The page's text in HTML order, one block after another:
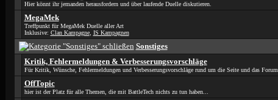
Hier könnt ihr jemanden herausfordern und über laufende Duelle diskutieren.
MegaMek
Treffpunkt für MegaMek Duelle aller Art
Inklusive: Clan Kampagne, IS Kampagnen
Sonstiges
Kritik, Fehlermeldungen & Verbesserungsvorschläge
Für Kritik, Wünsche, Fehlermeldungen und Verbesserungsvorschläge rund um die Seite und das Forum.
OffTopic
hier ist der Platz für alle Themen, die mit BattleTech nichts zu tun haben...